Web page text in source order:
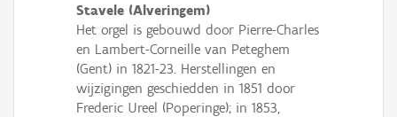
Stavele (Alveringem)
Het orgel is gebouwd door Pierre-Charles
en Lambert-Corneille van Peteghem
(Gent) in 1821-23. Herstellingen en
wijzigingen geschiedden in 1851 door
Frederic Ureel (Poperinge); in 1853,